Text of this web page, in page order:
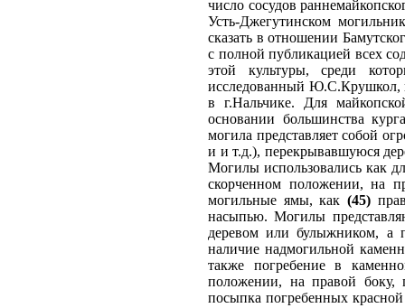
число сосудов
Усть-Джегутинском
сказать в отношении
с полной публикацией всех
этой культуры, среди
исследованный Ю.С.Крушкол,
в г.Нальчике. Для
основании большинства
могила представляет собой
и и т.д.), перекрывавшуюся
Могилы использовались как
скорченном положении, на
могильные ямы, как(45)
насыпью. Могилы
деревом или булыжником, а
наличие надмогильной
также погребение в
положении, на правой боку,
посыпка погребенных